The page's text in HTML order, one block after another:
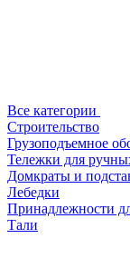
Все категории
Строительство
Грузоподъемное
Тележки для
Домкраты и
Лебедки
Принадлежности
Тали